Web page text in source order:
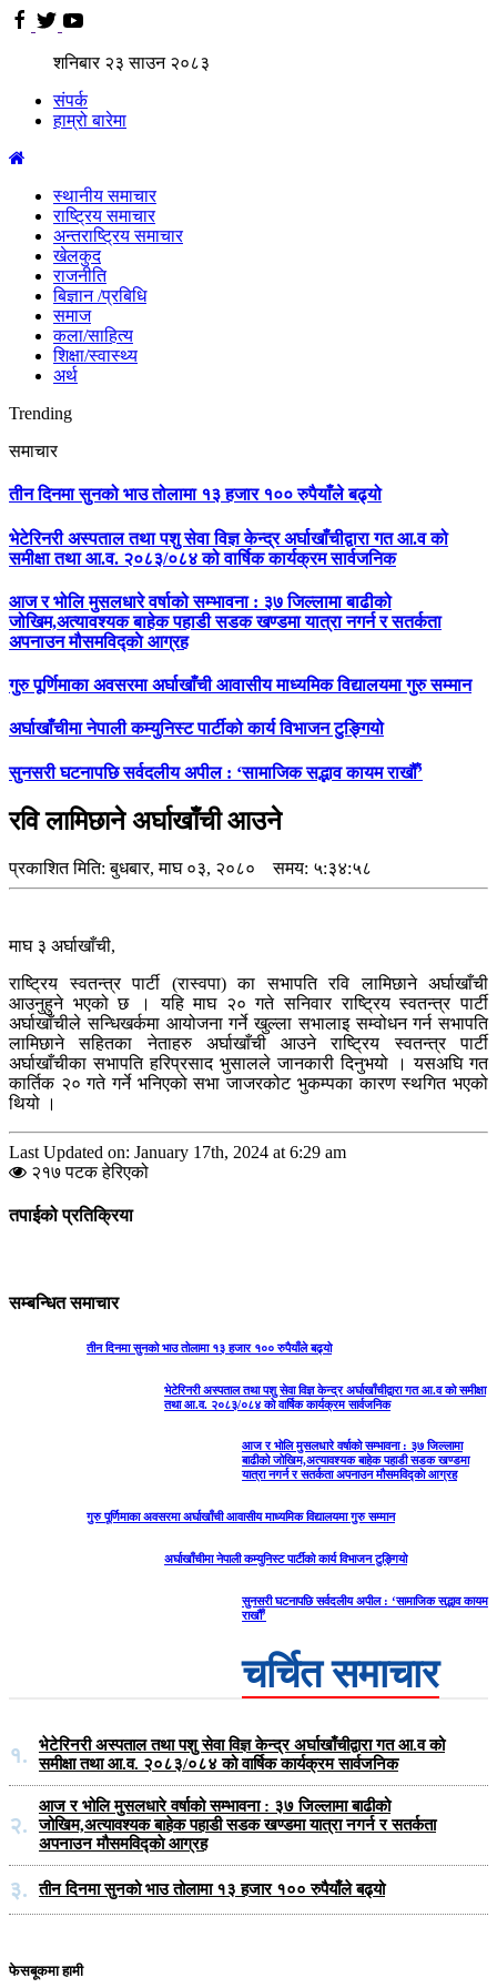
शनिबार २३साउन २०८३
संपर्क
हाम्रो बारेमा
स्थानीय समाचार
राष्ट्रिय समाचार
अन्तराष्ट्रिय समाचार
खेलकुद
राजनीति
बिज्ञान /प्रबिधि
समाज
कला/साहित्य
शिक्षा/स्वास्थ्य
अर्थ
Trending
समाचार
तीन दिनमा सुनको भाउ तोलामा १३ हजार १०० रुपैयाँले बढ्यो
भेटेरिनरी अस्पताल तथा पशु सेवा विज्ञ केन्द्र अर्घाखाँचीद्वारा गत आ.व को
समीक्षा तथा आ.व. २०८३/०८४ को वार्षिक कार्यक्रम सार्वजनिक
आज र भोलि मुसलधारे वर्षाको सम्भावना : ३७ जिल्लामा बाढीको
जोखिम,अत्यावश्यक बाहेक पहाडी सडक खण्डमा यात्रा नगर्न र सतर्कता
अपनाउन मौसमविद्काे आग्रह
गुरु पूर्णिमाका अवसरमा अर्घाखाँची आवासीय माध्यमिक विद्यालयमा गुरु सम्मान
अर्घाखाँचीमा नेपाली कम्युनिस्ट पार्टीको कार्य विभाजन टुङ्गियो
सुनसरी घटनापछि सर्वदलीय अपील : ‘सामाजिक सद्भाव कायम राखौँ’
रवि लामिछाने अर्घाखाँची आउने
प्रकाशित मिति:बुधबार, माघ ०३, २०८० समय: ५:३४:५८
माघ ३ अर्घाखाँची,
राष्ट्रिय स्वतन्त्र पार्टी (रास्वपा) का सभापति रवि लामिछाने अर्घाखाँची
आउनुहुने भएको छ । यहि माघ २० गते सनिवार राष्ट्रिय स्वतन्त्र पार्टी
अर्घाखाँचीले सन्धिखर्कमा आयोजना गर्ने खुल्ला सभालाइ सम्वोधन गर्न सभापति
लामिछाने सहितका नेताहरु अर्घाखाँची आउने राष्ट्रिय स्वतन्त्र पार्टी
अर्घाखाँचीका सभापति हरिप्रसाद भुसालले जानकारी दिनुभयो । यसअघि गत
कार्तिक २० गते गर्ने भनिएको सभा जाजरकोट भुकम्पका कारण स्थगित भएको
थियो ।
Last Updated on: January 17th, 2024 at 6:29 am
२१७ पटक हेरिएको
तपाईको प्रतिक्रिया
सम्बन्धित समाचार
तीन दिनमा सुनको भाउ तोलामा १३ हजार १०० रुपैयाँले बढ्यो
भेटेरिनरी अस्पताल तथा पशु सेवा विज्ञ केन्द्र अर्घाखाँचीद्वारा गत आ.व को समीक्षा
तथा आ.व. २०८३/०८४ को वार्षिक कार्यक्रम सार्वजनिक
आज र भोलि मुसलधारे वर्षाको सम्भावना : ३७ जिल्लामा
बाढीको जोखिम,अत्यावश्यक बाहेक पहाडी सडक खण्डमा
यात्रा नगर्न र सतर्कता अपनाउन मौसमविद्काे आग्रह
गुरु पूर्णिमाका अवसरमा अर्घाखाँची आवासीय माध्यमिक विद्यालयमा गुरु सम्मान
अर्घाखाँचीमा नेपाली कम्युनिस्ट पार्टीको कार्य विभाजन टुङ्गियो
सुनसरी घटनापछि सर्वदलीय अपील : ‘सामाजिक सद्भाव कायम
राखौँ’
चर्चित समाचार
१.
भेटेरिनरी अस्पताल तथा पशु सेवा विज्ञ केन्द्र अर्घाखाँचीद्वारा गत आ.व को
समीक्षा तथा आ.व. २०८३/०८४ को वार्षिक कार्यक्रम सार्वजनिक
२.
आज र भोलि मुसलधारे वर्षाको सम्भावना : ३७ जिल्लामा बाढीको
जोखिम,अत्यावश्यक बाहेक पहाडी सडक खण्डमा यात्रा नगर्न र सतर्कता
अपनाउन मौसमविद्काे आग्रह
३. तीन दिनमा सुनको भाउ तोलामा १३ हजार १०० रुपैयाँले बढ्यो
फेसबूकमा हामी